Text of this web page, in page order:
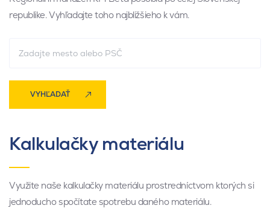
republike. Vyhľadajte toho najbližšieho k vám.
VYHĽADAŤ
Kalkulačky materiálu
Využite naše kalkulačky materiálu prostredníctvom ktorých si
jednoducho spočítate spotrebu daného materiálu.